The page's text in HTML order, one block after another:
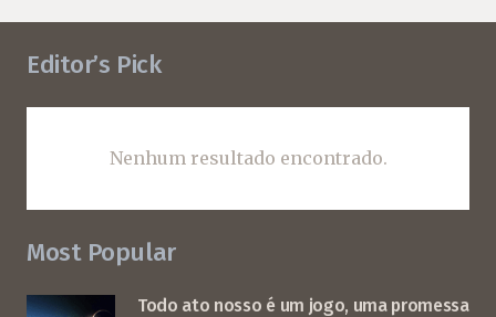
Editor’s Pick
Nenhum resultado encontrado.
Most Popular
Todo ato nosso é um jogo, uma promessa